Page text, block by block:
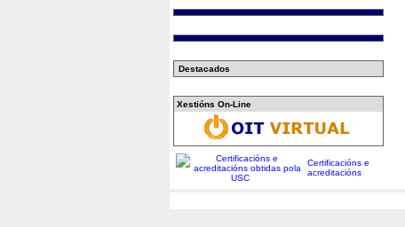
Destacados
Xestións On-Line
Certificacións e
acreditacións